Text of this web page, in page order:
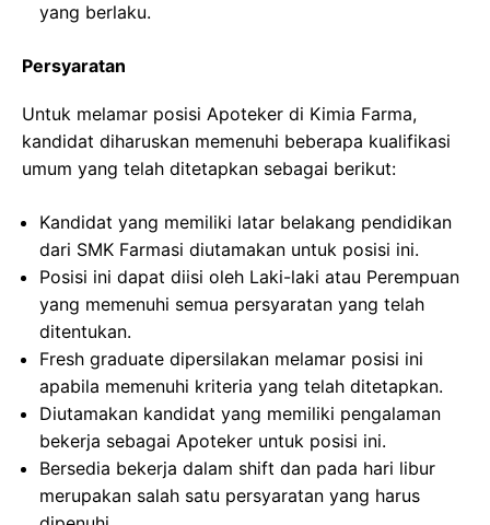
yang berlaku.
Persyaratan
Untuk melamar posisi Apoteker di Kimia Farma,
kandidat diharuskan memenuhi beberapa kualifikasi
umum yang telah ditetapkan sebagai berikut:
Kandidat yang memiliki latar belakang pendidikan
dari SMK Farmasi diutamakan untuk posisi ini.
Posisi ini dapat diisi oleh Laki-laki atau Perempuan
yang memenuhi semua persyaratan yang telah
ditentukan.
Fresh graduate dipersilakan melamar posisi ini
apabila memenuhi kriteria yang telah ditetapkan.
Diutamakan kandidat yang memiliki pengalaman
bekerja sebagai Apoteker untuk posisi ini.
Bersedia bekerja dalam shift dan pada hari libur
merupakan salah satu persyaratan yang harus